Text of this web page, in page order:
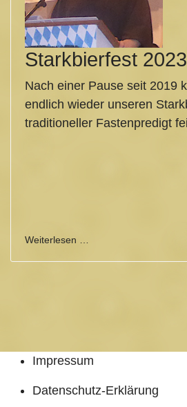
Starkbierfest 2023
Nach einer Pause seit 2019
endlich wieder unseren
traditioneller Fastenpredigt
Weiterlesen …
Impressum
Datenschutz-Erklärung